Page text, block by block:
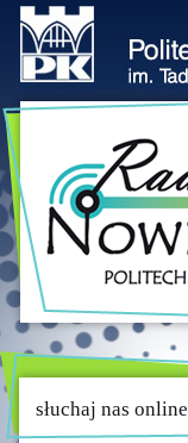
słuchaj nas online